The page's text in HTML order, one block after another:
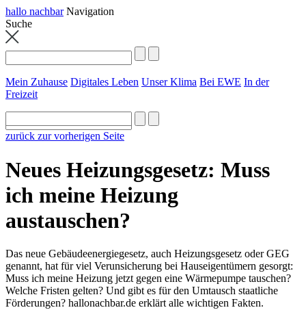
hallo nachbar Navigation
Suche
Mein Zuhause Digitales Leben Unser Klima Bei EWE In der
Freizeit
zurück zur vorherigen Seite
Neues Heizungsgesetz: Muss
ich meine Heizung
austauschen?
Das neue Gebäudeenergiegesetz, auch Heizungsgesetz oder GEG
genannt, hat für viel Verunsicherung bei Hauseigentümern gesorgt:
Muss ich meine Heizung jetzt gegen eine Wärmepumpe tauschen?
Welche Fristen gelten? Und gibt es für den Umtausch staatliche
Förderungen? hallonachbar.de erklärt alle wichtigen Fakten.